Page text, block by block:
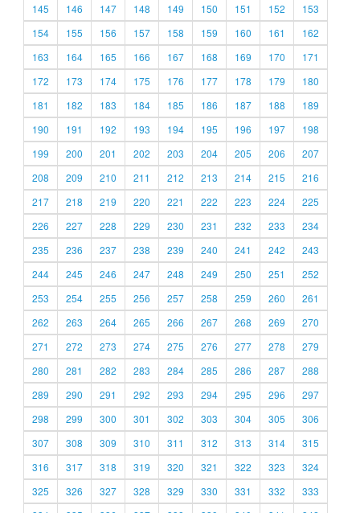
145
146 147 148 149 150 151 152
153
154
155 156 157 158 159 160 161
162
163
164 165 166 167 168 169 170
171
172
173 174 175 176 177 178 179
180
181
182 183 184 185 186 187 188
189
190
191 192 193 194 195 196 197
198
199
200 201 202 203 204 205 206
207
208
209 210 211 212 213 214 215
216
217
218 219 220 221 222 223 224
225
226
227 228 229 230 231 232 233
234
235
236 237 238 239 240 241 242
243
244
245 246 247 248 249 250 251
252
253
254 255 256 257 258 259 260
261
262
263 264 265 266 267 268 269
270
271
272 273 274 275 276 277 278
279
280
281 282 283 284 285 286 287
288
289
290 291 292 293 294 295 296
297
298
299 300 301 302 303 304 305
306
307
308 309 310 311 312 313 314
315
316
317 318 319 320 321 322 323
324
325
326 327 328 329 330 331 332
333